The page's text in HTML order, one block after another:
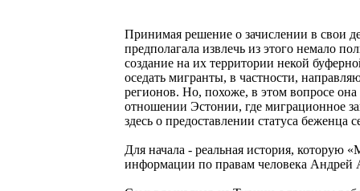
Принимая решение о зачислении в свои
предполагала извлечь из этого немало
создание на их территории некой
оседать мигранты, в частности,
регионов. Но, похоже, в этом вопросе она
отношении Эстонии, где миграционное
здесь о предоставлении статуса беженца
Для начала - реальная история, которую
информации по правам человека